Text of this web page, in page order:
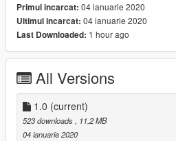
Primul incarcat: 04 ianuarie 2020
Ultimul incarcat: 04 ianuarie 2020
Last Downloaded: 1 hour ago
All Versions
1.0 (current)
523 downloads, 11,2 MB
04 ianuarie 2020